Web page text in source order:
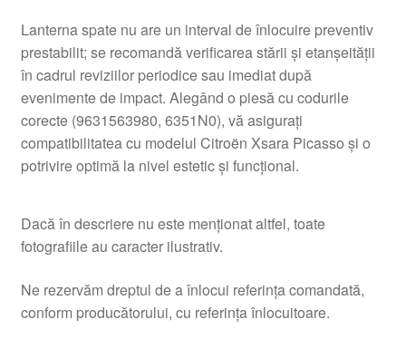
Lanterna spate nu are un interval de înlocuire preventiv
prestabilit; se recomandă verificarea stării și etanșeității
în cadrul reviziilor periodice sau imediat după
evenimente de impact. Alegând o piesă cu codurile
corecte (9631563980, 6351N0), vă asigurați
compatibilitatea cu modelul Citroën Xsara Picasso și o
potrivire optimă la nivel estetic și funcțional.
Dacă în descriere nu este menționat altfel, toate
fotografiile au caracter ilustrativ.
Ne rezervăm dreptul de a înlocui referința comandată,
conform producătorului, cu referința înlocuitoare.